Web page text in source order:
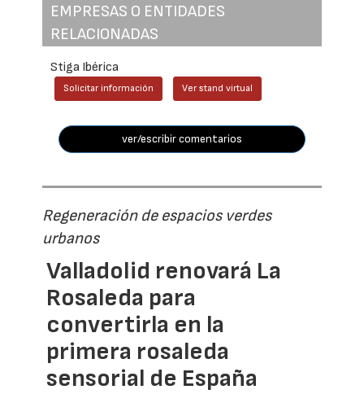
EMPRESAS O ENTIDADES
RELACIONADAS
Stiga Ibérica
Solicitar información Ver stand virtual
ver/escribir comentarios
Regeneración de espacios verdes
urbanos
Valladolid renovará La
Rosaleda para
convertirla en la
primera rosaleda
sensorial de España